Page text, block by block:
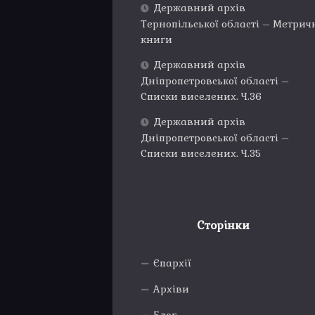
Державний архів
Тернопільської області –
книги
Державний архів
Дніпропетровської області –
Списки виселених. Ч.36
Державний архів
Дніпропетровської області –
Списки виселених. Ч.35
Сторінки
Єпархії
Архіви